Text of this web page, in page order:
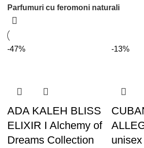
Parfumuri cu feromoni naturali
-47%
ADA KALEH BLISS
ELIXIR I Alchemy of
Dreams Collection
-13%